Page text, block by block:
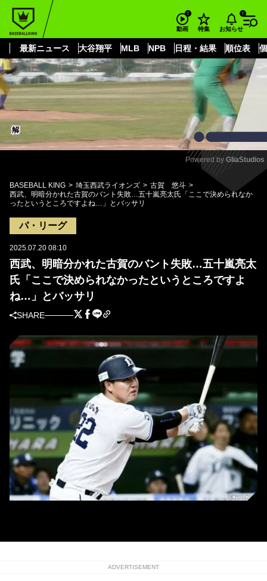
動画 特集 お知らせ
最新ニュース 大谷翔平 MLB NPB 日程・結果 順位表
もっと見る
Mute
Powered by GliaStudios
BASEBALL KING 埼玉西武ライオンズ
古賀 悠斗
西武、明暗分かれた古賀のバント失敗…五十嵐亮太氏「ここで決められなか
ったというところですよね…」とバッサリ
パ・リーグ
2025.07.20 08:10
西武、明暗分かれた古賀のバント失敗…五十嵐亮太
氏「ここで決められなかったというところですよ
ね…」とバッサリ
SHARE
ADVERTISEMENT